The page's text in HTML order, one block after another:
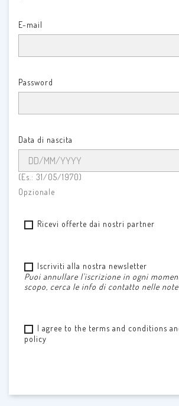
E-mail
Password
Data di nascita
(Es.: 31/05/1970)
Opzionale
Ricevi offerte dai nostri partner
Iscriviti alla nostra newsletter
Puoi annullare l'iscrizione in ogni
scopo, cerca le info di contatto nelle
I agree to the terms and conditions
policy